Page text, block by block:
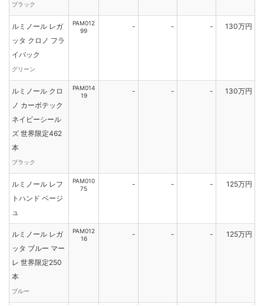
ブラック
ルミノール レガ
ッタ クロノ フラ
イバック
グリーン
PAM012
99
- - - 130万円
ルミノール クロ
ノ カーボテック
ネイビーシール
ズ 世界限定462
本
ブラック
PAM014
19
- - - 130万円
ルミノール レフ
トハンド ベージ
ュ
PAM010
75
- - - 125万円
ルミノール レガ
ッタ ブルー マー
レ 世界限定250
本
ブルー
PAM012
16
- - - 125万円